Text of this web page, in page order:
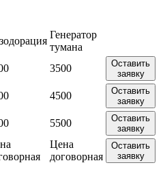
Генератор
тумана
3500
Оставить
заявку
4500
Оставить
заявку
5500
Оставить
заявку
Цена
договорная
Оставить
заявку